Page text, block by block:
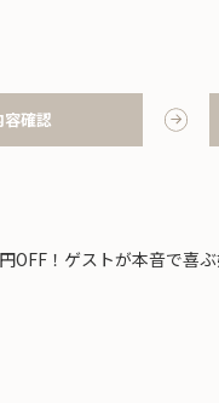
容確認
OFF！ゲストが本音で